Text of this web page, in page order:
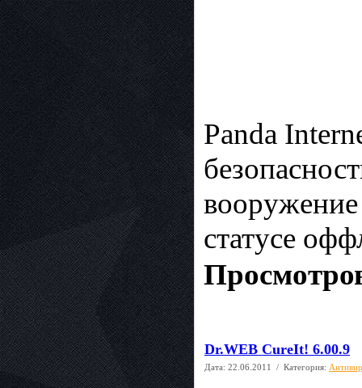
Panda
статусе
Dr.WEB CureIt! 6.00.9
Дата: 22.06.2011 / Категория: